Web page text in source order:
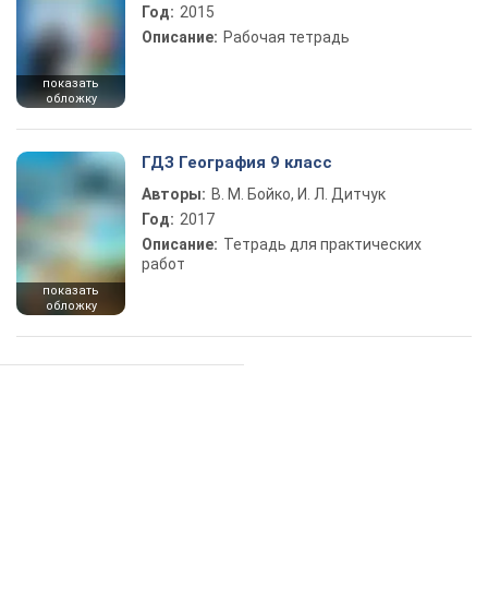
показать
обложку
Год: 2015
Описание: Рабочая тетрадь
показать
обложку
ГДЗ География 9 класс
Авторы: В. М. Бойко, И. Л. Дитчук
Год: 2017
Описание: Тетрадь для практических
работ